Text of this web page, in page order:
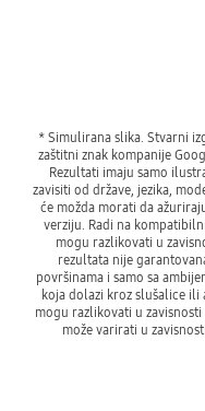
* Simulirana slika. Stvarni
zaštitni znak kompanije
Rezultati imaju samo
zavisiti od države, jezika,
će možda morati da
verziju. Radi na
mogu razlikovati u
rezultata nije
površinama i samo sa
koja dolazi kroz slušalice ili
mogu razlikovati u
može varirati u